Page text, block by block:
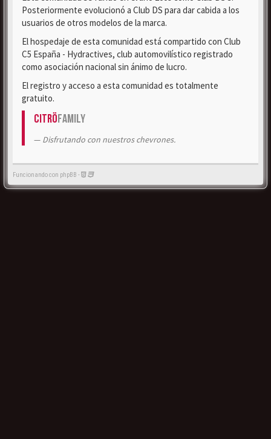
Posteriormente evolucionó a Club DS para dar cabida a los
usuarios de otros modelos de la marca.
El hospedaje de esta comunidad está compartido con Club
C5 España - Hydractives, club automovilístico registrado
como asociación nacional sin ánimo de lucro.
El registro y acceso a esta comunidad es totalmente
gratuito.
CitröFamily
Disfrutando con nuestros chevrones.
Funcionando con phpBB -